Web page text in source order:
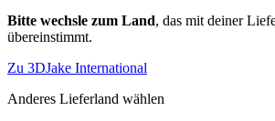
Bitte wechsle zum Land, das mit deiner
übereinstimmt.
Zu 3DJake International
Anderes Lieferland wählen